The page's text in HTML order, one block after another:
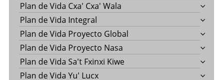
Plan de Vida Cxa' Cxa' Wala
Plan de Vida Integral
Plan de Vida Proyecto Global
Plan de Vida Proyecto Nasa
Plan de Vida Sa't Fxinxi Kiwe
Plan de Vida Yu' Lucx